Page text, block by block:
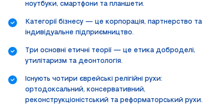
ноутбуки, смартфони та планшети.
Категорії бізнесу — це корпорація, партнерство та
індивідуальне підприємництво.
Три основні етичні теорії — це етика доброделі,
утилітаризм та деонтологія.
Існують чотири єврейські релігійні рухи:
ортодоксальний, консервативний,
реконструкціоністський та реформаторський рухи.